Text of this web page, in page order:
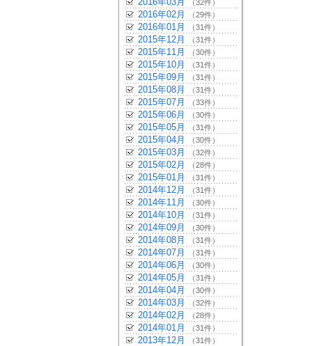
（32件）
2016年02月 （29件）
2016年01月 （31件）
2015年12月 （31件）
2015年11月 （30件）
2015年10月 （31件）
2015年09月 （31件）
2015年08月 （31件）
2015年07月 （33件）
2015年06月 （30件）
2015年05月 （31件）
2015年04月 （30件）
2015年03月 （32件）
2015年02月 （28件）
2015年01月 （31件）
2014年12月 （31件）
2014年11月 （30件）
2014年10月 （31件）
2014年09月 （30件）
2014年08月 （31件）
2014年07月 （31件）
2014年06月 （30件）
2014年05月 （31件）
2014年04月 （30件）
2014年03月 （32件）
2014年02月 （28件）
2014年01月 （31件）
2013年12月 （31件）